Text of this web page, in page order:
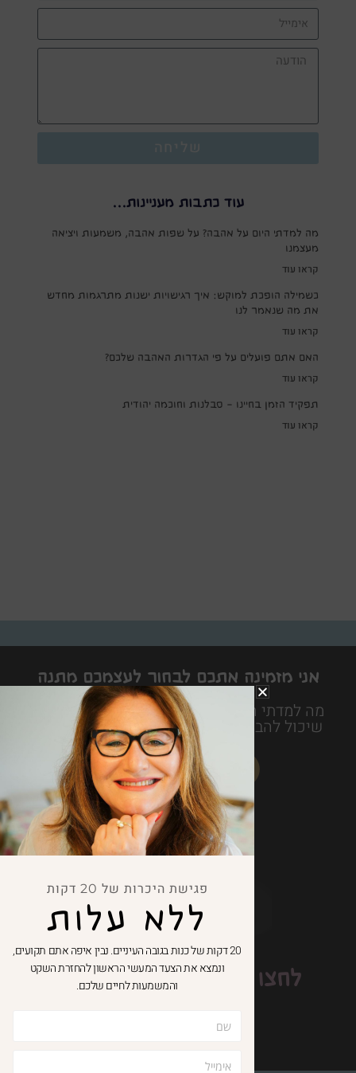
עוד כתבות מעניינות...
מה למדתי היום על אהבה? על שפות אהבה, משמעות ויציאה
מעצמנו
קראו עוד
כשמילה הופכת למוקש: איך רגישויות ישנות מתרגמות מחדש
את מה שנאמר לנו
קראו עוד
האם אתם פועלים על פי הגדרות האהבה שלכם?
קראו עוד
תפקיד הזמן בחיינו – סבלנות וחוכמה יהודית
קראו עוד
אני מזמינה אתכם לבחור לעצמכם מתנה
לחיים
מה למדתי היום הוא ספר חכם משעשע ופרקטי
שיכול להביא את האושר ממש עד לבית של כל
אחד ואחת מאיתנו
לחצו כאן וקבלו 10% הנחה
פגישת היכרות של 20 דקות
ללא עלות
20 דקות של כנות בגובה העיניים. נבין איפה אתם תקועים,
ונמצא את הצעד המעשי הראשון להחזרת השקט
והמשמעות לחיים שלכם.